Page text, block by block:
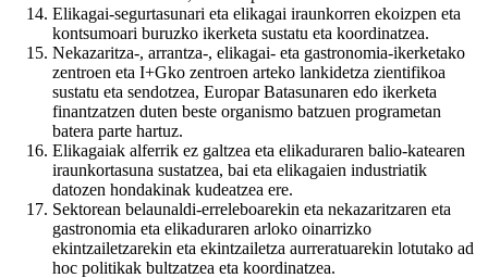
Elikagai-segurtasunari eta elikagai iraunkorren ekoizpen eta
kontsumoari buruzko ikerketa sustatu eta koordinatzea.
Nekazaritza-, arrantza-, elikagai- eta gastronomia-ikerketako
zentroen eta I+Gko zentroen arteko lankidetza zientifikoa
sustatu eta sendotzea, Europar Batasunaren edo ikerketa
finantzatzen duten beste organismo batzuen programetan
batera parte hartuz.
Elikagaiak alferrik ez galtzea eta elikaduraren balio-katearen
iraunkortasuna sustatzea, bai eta elikagaien industriatik
datozen hondakinak kudeatzea ere.
Sektorean belaunaldi-erreleboarekin eta nekazaritzaren eta
gastronomia eta elikaduraren arloko oinarrizko
ekintzailetzarekin eta ekintzailetza aurreratuarekin lotutako ad
hoc politikak bultzatzea eta koordinatzea.